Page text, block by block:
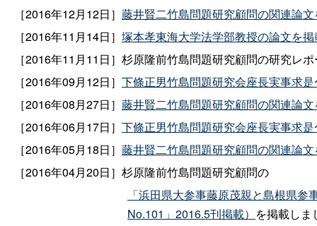
［2016年12月12日］ 藤井賢二竹島問題研究顧問の関連論
［2016年11月14日］ 塚本孝東海大学法学部教授の論文を
［2016年11月11日］杉原隆前竹島問題研究顧問の研究レ
［2016年09月12日］ 下條正男竹島問題研究会座長実事求
［2016年08月27日］ 藤井賢二竹島問題研究顧問の関連論
［2016年06月17日］ 下條正男竹島問題研究会座長実事求
［2016年05月18日］ 藤井賢二竹島問題研究顧問の関連論
［2016年04月20日］杉原隆前竹島問題研究顧問の
「浜田県大参事藤原茂親と島根県
No.101」2016.5刊掲載） を掲載しま